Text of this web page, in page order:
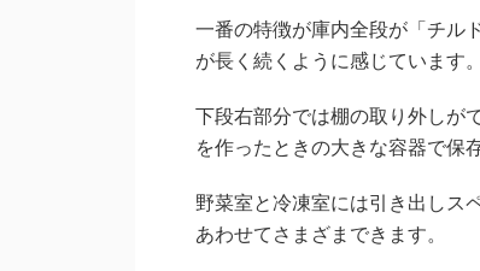
一番の特徴が庫内全段が「チル
が長く続くように感じています。
下段右部分では棚の取り外しが
を作ったときの大きな容器で保
野菜室と冷凍室には引き出しス
あわせてさまざまできます。